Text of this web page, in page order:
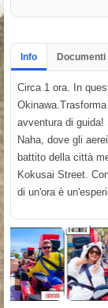
Info Documenti
Circa 1 ora. In
avventura di guida!
Naha, dove gli
battito della città
Kokusai Street.
di un'ora è